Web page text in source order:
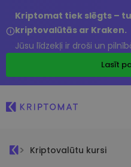
Kriptomat tiek slēgts –
kriptovalūtās ar Kraken.
Jūsu līdzekļi ir droši un
Lasīt
Kriptovalūtu kursi